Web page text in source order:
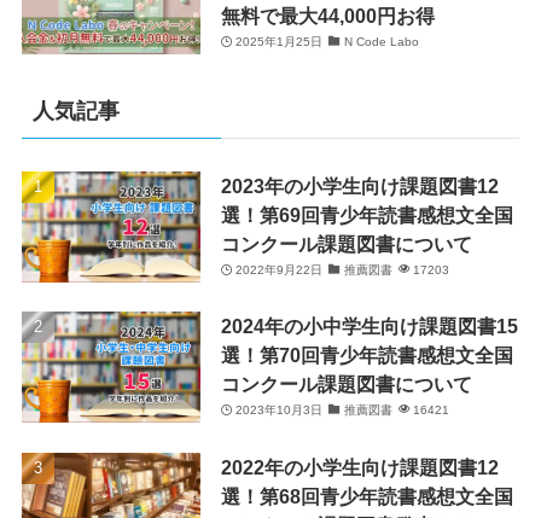
無料で最大44,000円お得
2025年1月25日 N Code Labo
人気記事
2023年の小学生向け課題図書12
選！第69回青少年読書感想文全国
コンクール課題図書について
2022年9月22日 推薦図書 17203
2024年の小中学生向け課題図書15
選！第70回青少年読書感想文全国
コンクール課題図書について
2023年10月3日 推薦図書 16421
2022年の小学生向け課題図書12
選！第68回青少年読書感想文全国